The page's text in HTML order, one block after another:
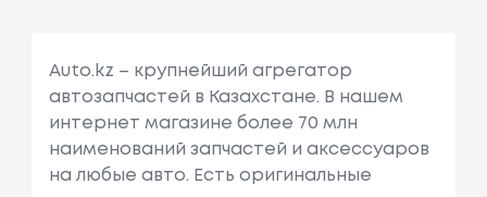
Auto.kz – крупнейший агрегатор
автозапчастей в Казахстане. В нашем
интернет магазине более 70 млн
наименований запчастей и аксессуаров
на любые авто. Есть оригинальные